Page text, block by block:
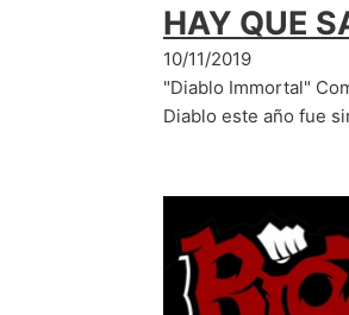
HAY QUE
10/11/2019
"Diablo Immortal"
Diablo este año fue